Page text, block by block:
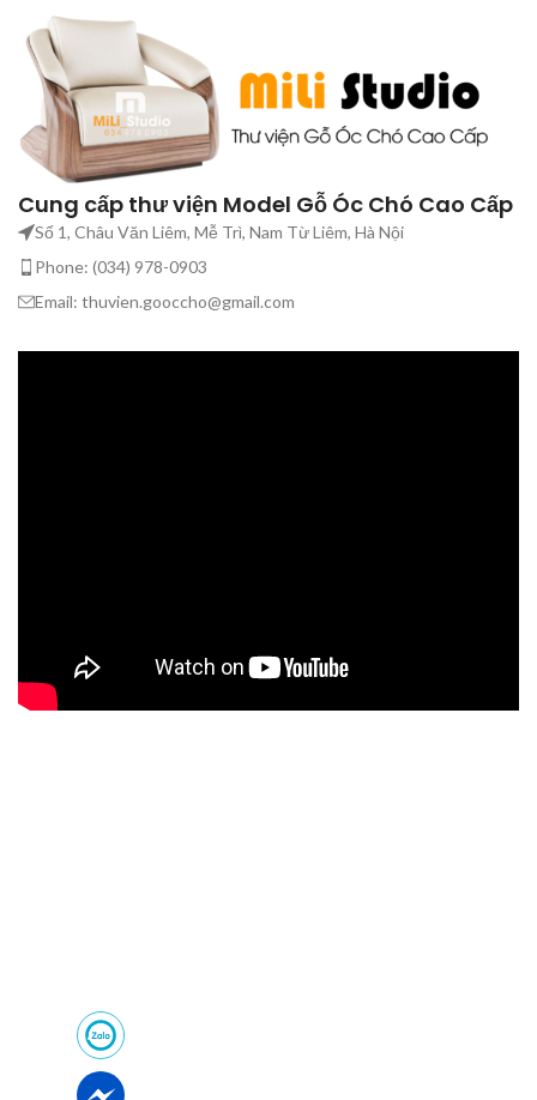
Cung cấp thư viện Model Gỗ Óc Chó Cao Cấp
Số 1, Châu Văn Liêm, Mễ Trì, Nam Từ Liêm, Hà Nội
Phone: (034) 978-0903
Email: thuvien.gooccho@gmail.com